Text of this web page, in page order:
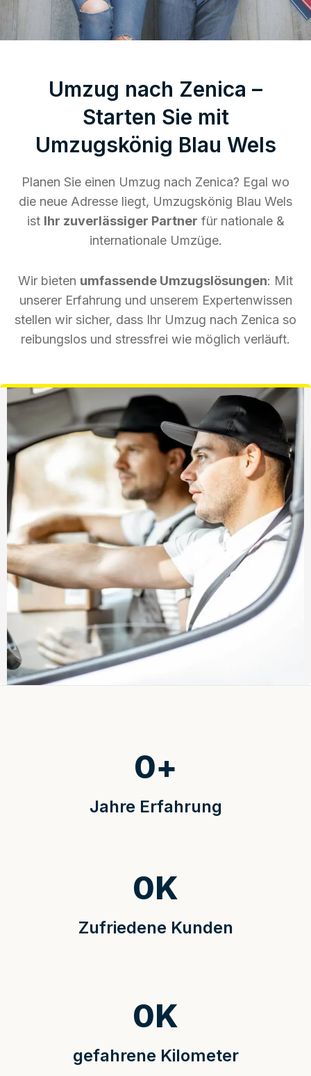
Umzug nach Zenica –
Starten Sie mit
Umzugskönig Blau Wels
Planen Sie einen Umzug nach Zenica? Egal wo
die neue Adresse liegt, Umzugskönig Blau Wels
ist Ihr zuverlässiger Partner für nationale &
internationale Umzüge.
Wir bieten umfassende Umzugslösungen: Mit
unserer Erfahrung und unserem Expertenwissen
stellen wir sicher, dass Ihr Umzug nach Zenica so
reibungslos und stressfrei wie möglich verläuft.
Jahre Erfahrung
0+
Zufriedene Kunden
0K
gefahrene Kilometer
0K